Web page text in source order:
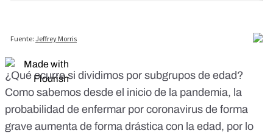
¿Qué ocurre si dividimos por subgrupos de edad?
Como sabemos desde el inicio de la pandemia, la
probabilidad de enfermar por coronavirus de forma
grave aumenta de forma drástica con la edad, por lo